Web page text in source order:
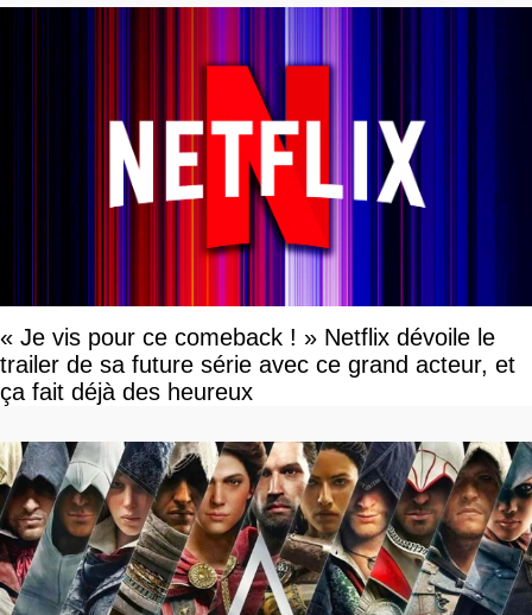
« Je vis pour ce comeback ! » Netflix dévoile le
trailer de sa future série avec ce grand acteur, et
ça fait déjà des heureux